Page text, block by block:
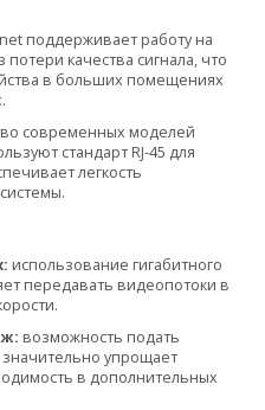
поддерживает работу на
качества сигнала, что
в больших помещениях
современных моделей
стандарт RJ-45 для
легкость
использование гигабитного
передавать видеопотоки в
возможность подать
упрощает
в дополнительных